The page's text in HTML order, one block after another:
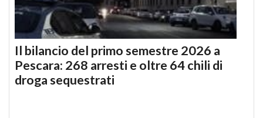
Il bilancio del primo semestre 2026 a
Pescara: 268 arresti e oltre 64 chili di
droga sequestrati